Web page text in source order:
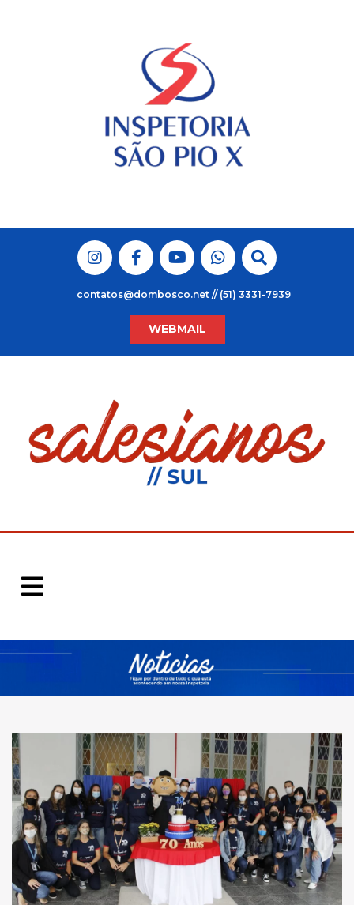
contatos@dombosco.net // (51) 3331-7939
WEBMAIL